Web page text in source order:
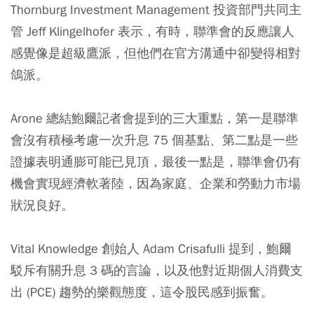
Thornburg Investment Management 投資部門共同主
管 Jeff Klingelhofer 表示，有時，聯準會的反應讓人
感覺像是超級鷹派，但他們在官方溝通中卻變得相對
鴿派。
Arone 總結鮑爾記者會提到的三大重點，第一是聯準
會沒有積極考慮一次升息 75 個基點、第二點是一些
證據表明通膨可能已見頂，最後一點是，聯準會仍有
機會實現經濟軟著陸，因為家庭、企業和勞動力市場
狀況良好。
Vital Knowledge 創始人 Adam Crisafulli 提到，鮑爾
駁斥有關升息 3 碼的言論，以及他對近期個人消費支
出 (PCE) 趨勢的樂觀態度，這令股民感到振奮。